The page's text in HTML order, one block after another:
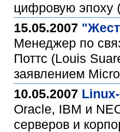
цифровую эпоху
15.05.2007
Менеджер по
Поттс (Louis
заявлением
10.05.2007
Oracle, IBM и
серверов и